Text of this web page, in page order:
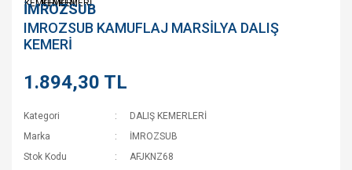
İMROZSUB
IMROZSUB KAMUFLAJ MARSİLYA DALIŞ
KEMERİ
1.894,30 TL
Kategori
DALIŞ KEMERLERİ
Marka
İMROZSUB
Stok Kodu
AFJKNZ68